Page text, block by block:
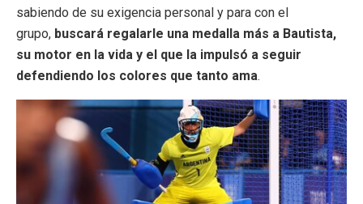
sabiendo de su exigencia personal y para con el
grupo, buscará regalarle una medalla más a Bautista,
su motor en la vida y el que la impulsó a seguir
defendiendo los colores que tanto ama.